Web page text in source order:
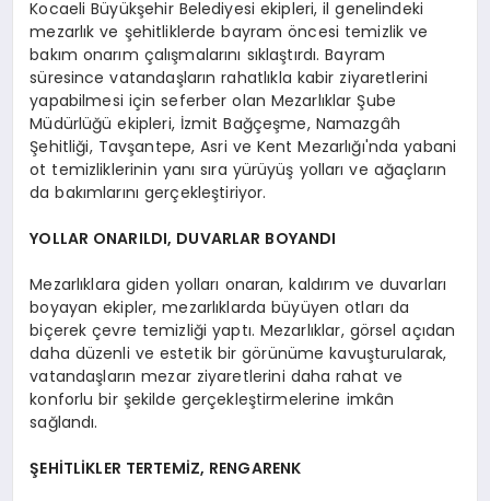
Kocaeli Büyükşehir Belediyesi ekipleri, il genelindeki
mezarlık ve şehitliklerde bayram öncesi temizlik ve
bakım onarım çalışmalarını sıklaştırdı. Bayram
süresince vatandaşların rahatlıkla kabir ziyaretlerini
yapabilmesi için seferber olan Mezarlıklar Şube
Müdürlüğü ekipleri, İzmit Bağçeşme, Namazgâh
Şehitliği, Tavşantepe, Asri ve Kent Mezarlığı'nda yabani
ot temizliklerinin yanı sıra yürüyüş yolları ve ağaçların
da bakımlarını gerçekleştiriyor.
YOLLAR ONARILDI, DUVARLAR BOYANDI
Mezarlıklara giden yolları onaran, kaldırım ve duvarları
boyayan ekipler, mezarlıklarda büyüyen otları da
biçerek çevre temizliği yaptı. Mezarlıklar, görsel açıdan
daha düzenli ve estetik bir görünüme kavuşturularak,
vatandaşların mezar ziyaretlerini daha rahat ve
konforlu bir şekilde gerçekleştirmelerine imkân
sağlandı.
ŞEHİTLİKLER TERTEMİZ, RENGARENK